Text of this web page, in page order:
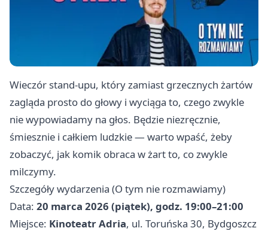
Wieczór stand‑upu, który zamiast grzecznych żartów
zagląda prosto do głowy i wyciąga to, czego zwykle
nie wypowiadamy na głos. Będzie niezręcznie,
śmiesznie i całkiem ludzkie — warto wpaść, żeby
zobaczyć, jak komik obraca w żart to, co zwykle
milczymy.
Szczegóły wydarzenia (O tym nie rozmawiamy)
Data: 20 marca 2026 (piątek), godz. 19:00–21:00
Miejsce: Kinoteatr Adria, ul. Toruńska 30, Bydgoszcz